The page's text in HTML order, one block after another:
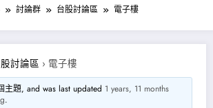
討論群 台股討論區 電子樓
討論區 › 電子樓
主題, and was last updated 1 years, 11 months
.